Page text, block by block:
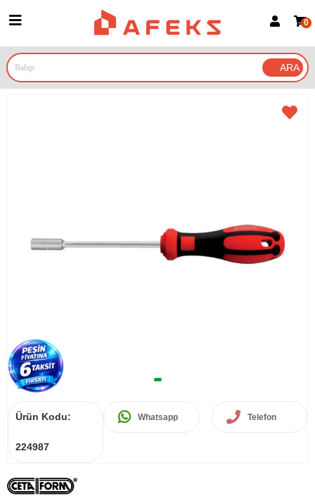
Google İle Bağlan
0
Ürün Kodu:
224987
Whatsapp Telefon